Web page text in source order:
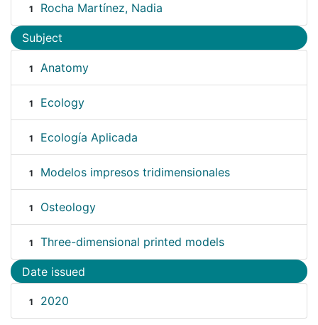
1 Rocha Martínez, Nadia
Subject
1 Anatomy
1 Ecology
1 Ecología Aplicada
1 Modelos impresos tridimensionales
1 Osteology
1 Three-dimensional printed models
Date issued
1 2020